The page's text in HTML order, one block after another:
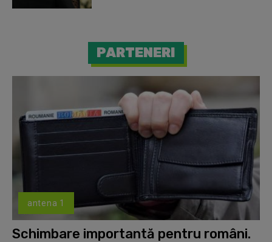
PARTENERI
antena 1
Schimbare importantă pentru români.